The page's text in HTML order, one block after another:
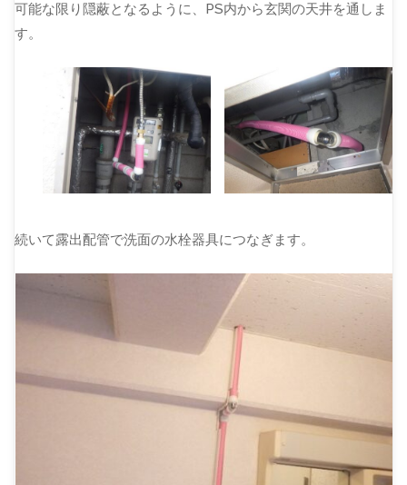
可能な限り隠蔽となるように、PS内から玄関の天井を通しま
す。
続いて露出配管で洗面の水栓器具につなぎます。